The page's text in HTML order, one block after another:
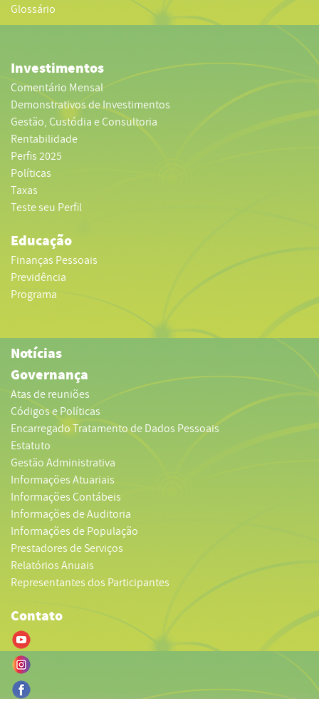
Glossário
Investimentos
Comentário Mensal
Demonstrativos de Investimentos
Gestão, Custódia e Consultoria
Rentabilidade
Perfis 2025
Políticas
Taxas
Teste seu Perfil
Educação
Finanças Pessoais
Previdência
Programa
Notícias
Governança
Atas de reuniões
Códigos e Políticas
Encarregado Tratamento de Dados Pessoais
Estatuto
Gestão Administrativa
Informações Atuariais
Informações Contábeis
Informações de Auditoria
Informações de População
Prestadores de Serviços
Relatórios Anuais
Representantes dos Participantes
Contato